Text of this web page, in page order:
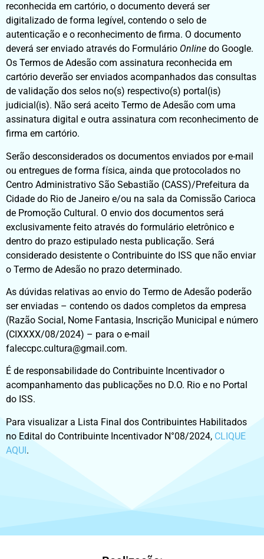
reconhecida em cartório, o documento deverá ser
digitalizado de forma legível, contendo o selo de
autenticação e o reconhecimento de firma. O documento
deverá ser enviado através do Formulário Online do Google.
Os Termos de Adesão com assinatura reconhecida em
cartório deverão ser enviados acompanhados das consultas
de validação dos selos no(s) respectivo(s) portal(is)
judicial(is). Não será aceito Termo de Adesão com uma
assinatura digital e outra assinatura com reconhecimento de
firma em cartório.
Serão desconsiderados os documentos enviados por e-mail
ou entregues de forma física, ainda que protocolados no
Centro Administrativo São Sebastião (CASS)/Prefeitura da
Cidade do Rio de Janeiro e/ou na sala da Comissão Carioca
de Promoção Cultural. O envio dos documentos será
exclusivamente feito através do formulário eletrônico e
dentro do prazo estipulado nesta publicação. Será
considerado desistente o Contribuinte do ISS que não enviar
o Termo de Adesão no prazo determinado.
As dúvidas relativas ao envio do Termo de Adesão poderão
ser enviadas – contendo os dados completos da empresa
(Razão Social, Nome Fantasia, Inscrição Municipal e número
(CIXXXX/08/2024) – para o e-mail
faleccpc.cultura@gmail.com.
É de responsabilidade do Contribuinte Incentivador o
acompanhamento das publicações no D.O. Rio e no Portal
do ISS.
Para visualizar a Lista Final dos Contribuintes Habilitados
no Edital do Contribuinte Incentivador N°08/2024, CLIQUE
AQUI.